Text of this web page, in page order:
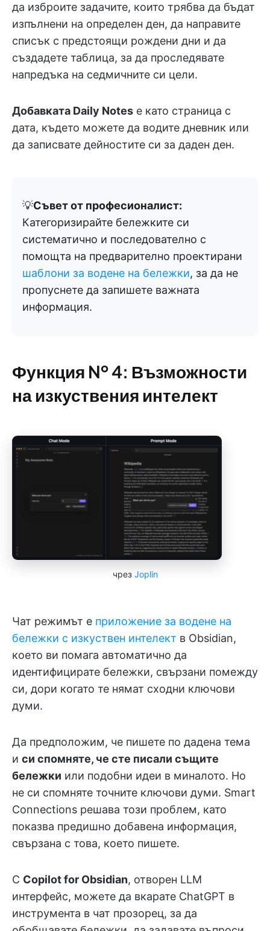
да изброите задачите, които трябва да бъдат
изпълнени на определен ден, да направите
списък с предстоящи рождени дни и да
създадете таблица, за да проследявате
напредъка на седмичните си цели.
Добавката Daily Notes е като страница с
дата, където можете да водите дневник или
да записвате дейностите си за даден ден.
💡Съвет от професионалист:
Категоризирайте бележките си
систематично и последователно с
помощта на предварително проектирани
шаблони за водене на бележки, за да не
пропуснете да запишете важната
информация.
Функция № 4: Възможности
на изкуствения интелект
чрез Joplin
Чат режимът е приложение за водене на
бележки с изкуствен интелект в Obsidian,
което ви помага автоматично да
идентифицирате бележки, свързани помежду
си, дори когато те нямат сходни ключови
думи.
Да предположим, че пишете по дадена тема
и си спомняте, че сте писали същите
бележки или подобни идеи в миналото. Но
не си спомняте точните ключови думи. Smart
Connections решава този проблем, като
показва предишно добавена информация,
свързана с това, което пишете.
С Copilot for Obsidian, отворен LLM
интерфейс, можете да вкарате ChatGPT в
инструмента в чат прозорец, за да